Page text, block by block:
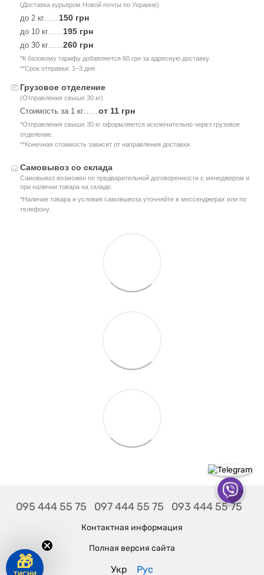
(Доставка курьером Новой почты по Украине)
до 2 кг 150 грн
до 10 кг 195 грн
до 30 кг 260 грн
*К базовому тарифу добавляется 60 грн за адресную доставку.
**Срок отправки: 1–3 дня.
Грузовое отделение
(Отправления свыше 30 кг)
Стоимость за 1 кг от 11 грн
*Отправления свыше 30 кг оформляются исключительно через грузовое
отделение.
**Конечная стоимость зависит от направления доставки.
Самовывоз со склада
Самовывоз возможен по предварительной договоренности с менеджером и
при наличии товара на складе.
*Наличие товара и условия самовывоза уточняйте в мессенджерах или по
телефону.
095 444 55 75 097 444 55 75 093 444 55 75
Контактная информация
Полная версия сайта
Укр Рус
🎁
ТИСНИ